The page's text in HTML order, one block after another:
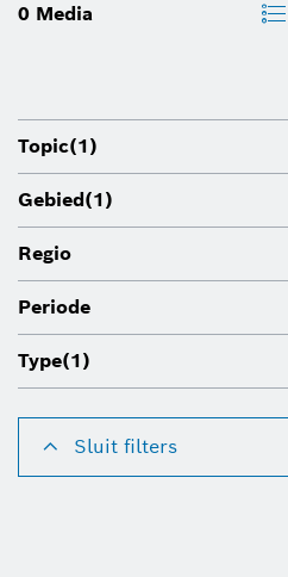
0 Media
Topic(1)
Gebied(1)
Regio
Periode
Type(1)
Sluit filters